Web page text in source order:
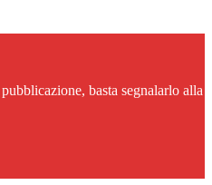
basta segnalarlo alla